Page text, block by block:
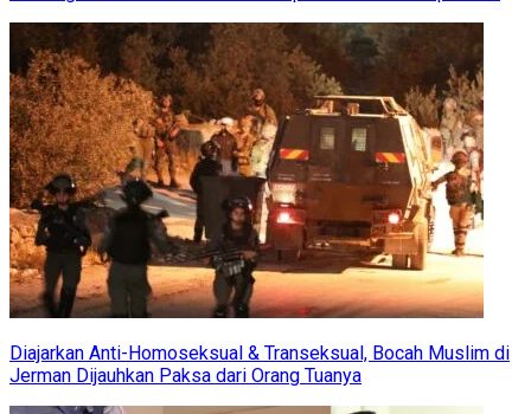
Diajarkan Anti-Homoseksual & Transeksual, Bocah Muslim di
Jerman Dijauhkan Paksa dari Orang Tuanya